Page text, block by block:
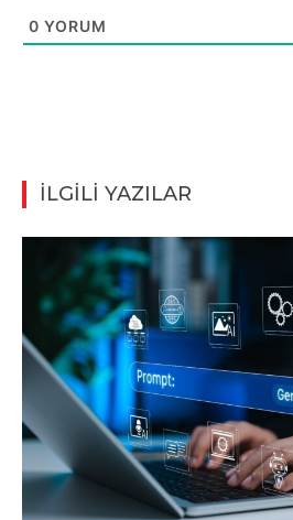
0 YORUM
İLGİLİ YAZILAR